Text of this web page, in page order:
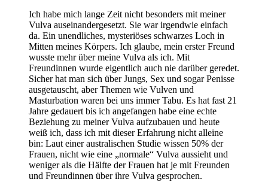
Ich habe mich lange Zeit nicht besonders mit meiner
Vulva auseinandergesetzt. Sie war irgendwie einfach
da. Ein unendliches, mysteriöses schwarzes Loch in
Mitten meines Körpers. Ich glaube, mein erster Freund
wusste mehr über meine Vulva als ich. Mit
Freundinnen wurde eigentlich auch nie darüber geredet.
Sicher hat man sich über Jungs, Sex und sogar Penisse
ausgetauscht, aber Themen wie Vulven und
Masturbation waren bei uns immer Tabu. Es hat fast 21
Jahre gedauert bis ich angefangen habe eine echte
Beziehung zu meiner Vulva aufzubauen und heute
weiß ich, dass ich mit dieser Erfahrung nicht alleine
bin: Laut einer australischen Studie wissen 50% der
Frauen, nicht wie eine „normale“ Vulva aussieht und
weniger als die Hälfte der Frauen hat je mit Freunden
und Freundinnen über ihre Vulva gesprochen.